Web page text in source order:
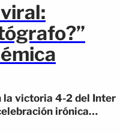
la victoria 4-2 del Inter
irónica
volvió viral en la